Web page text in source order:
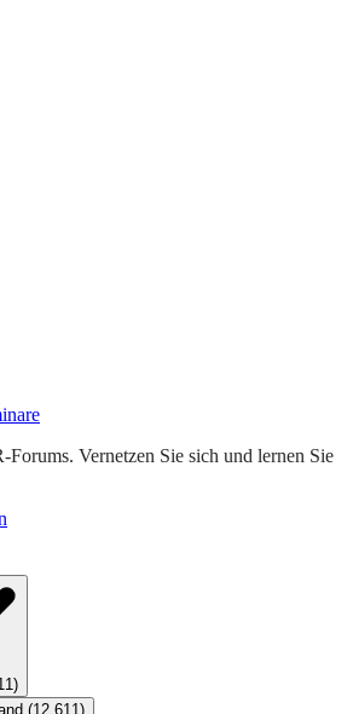
Forums. Vernetzen Sie sich und lernen Sie
)
(12.611)